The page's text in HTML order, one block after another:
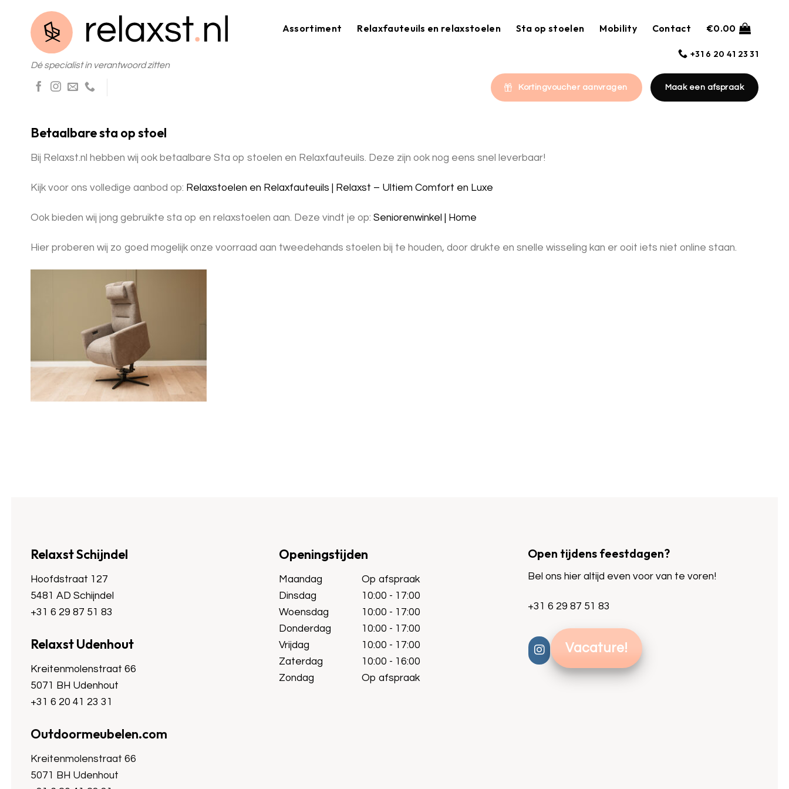
content
Dé specialist in verantwoord zitten
Assortiment Relaxfauteuils en relaxstoelen Sta op stoelen Mobility Contact €0.00
+31 6 20 41 23 31
Kortingvoucher aanvragen Maak een afspraak
Betaalbare sta op stoel
Bij Relaxst.nl hebben wij ook betaalbare Sta op stoelen en Relaxfauteuils. Deze zijn ook nog eens snel leverbaar!
Kijk voor ons volledige aanbod op: Relaxstoelen en Relaxfauteuils | Relaxst – Ultiem Comfort en Luxe
Ook bieden wij jong gebruikte sta op en relaxstoelen aan. Deze vindt je op: Seniorenwinkel | Home
Hier proberen wij zo goed mogelijk onze voorraad aan tweedehands stoelen bij te houden, door drukte en snelle wisseling kan er ooit iets niet online staan.
Relaxst Schijndel
Hoofdstraat 127
5481 AD Schijndel
+31 6 29 87 51 83
Relaxst Udenhout
Kreitenmolenstraat 66
5071 BH Udenhout
+31 6 20 41 23 31
Outdoormeubelen.com
Kreitenmolenstraat 66
5071 BH Udenhout
Openingstijden
Maandag
Dinsdag
Woensdag
Donderdag
Vrijdag
Zaterdag
Zondag
Op afspraak
10:00 - 17:00
10:00 - 17:00
10:00 - 17:00
10:00 - 17:00
10:00 - 16:00
Op afspraak
Open tijdens feestdagen?
Bel ons hier altijd even voor van te voren!
+31 6 29 87 51 83
Vacature!